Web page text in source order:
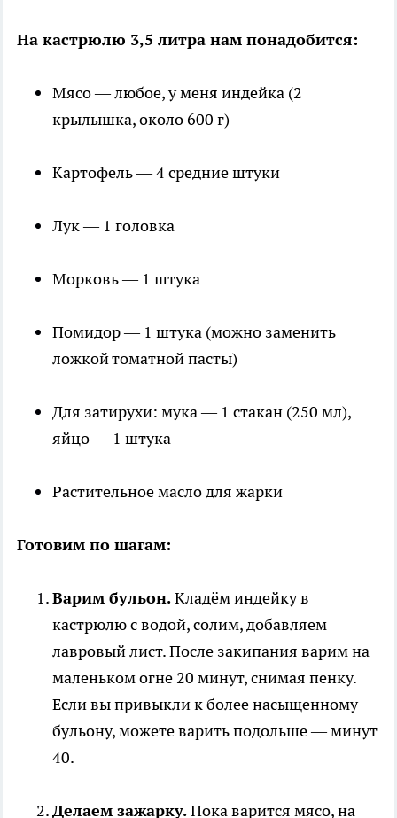
На кастрюлю 3,5 литра нам понадобится:
Мясо — любое, у меня индейка (2
крылышка, около 600 г)
Картофель — 4 средние штуки
Лук — 1 головка
Морковь — 1 штука
Помидор — 1 штука (можно заменить
ложкой томатной пасты)
Для затирухи: мука — 1 стакан (250 мл),
яйцо — 1 штука
Растительное масло для жарки
Готовим по шагам:
Варим бульон.Кладём индейку в
кастрюлю с водой, солим, добавляем
лавровый лист. После закипания варим на
маленьком огне 20 минут, снимая пенку.
Если вы привыкли к более насыщенному
бульону, можете варить подольше — минут
40.
Делаем зажарку.Пока варится мясо, на